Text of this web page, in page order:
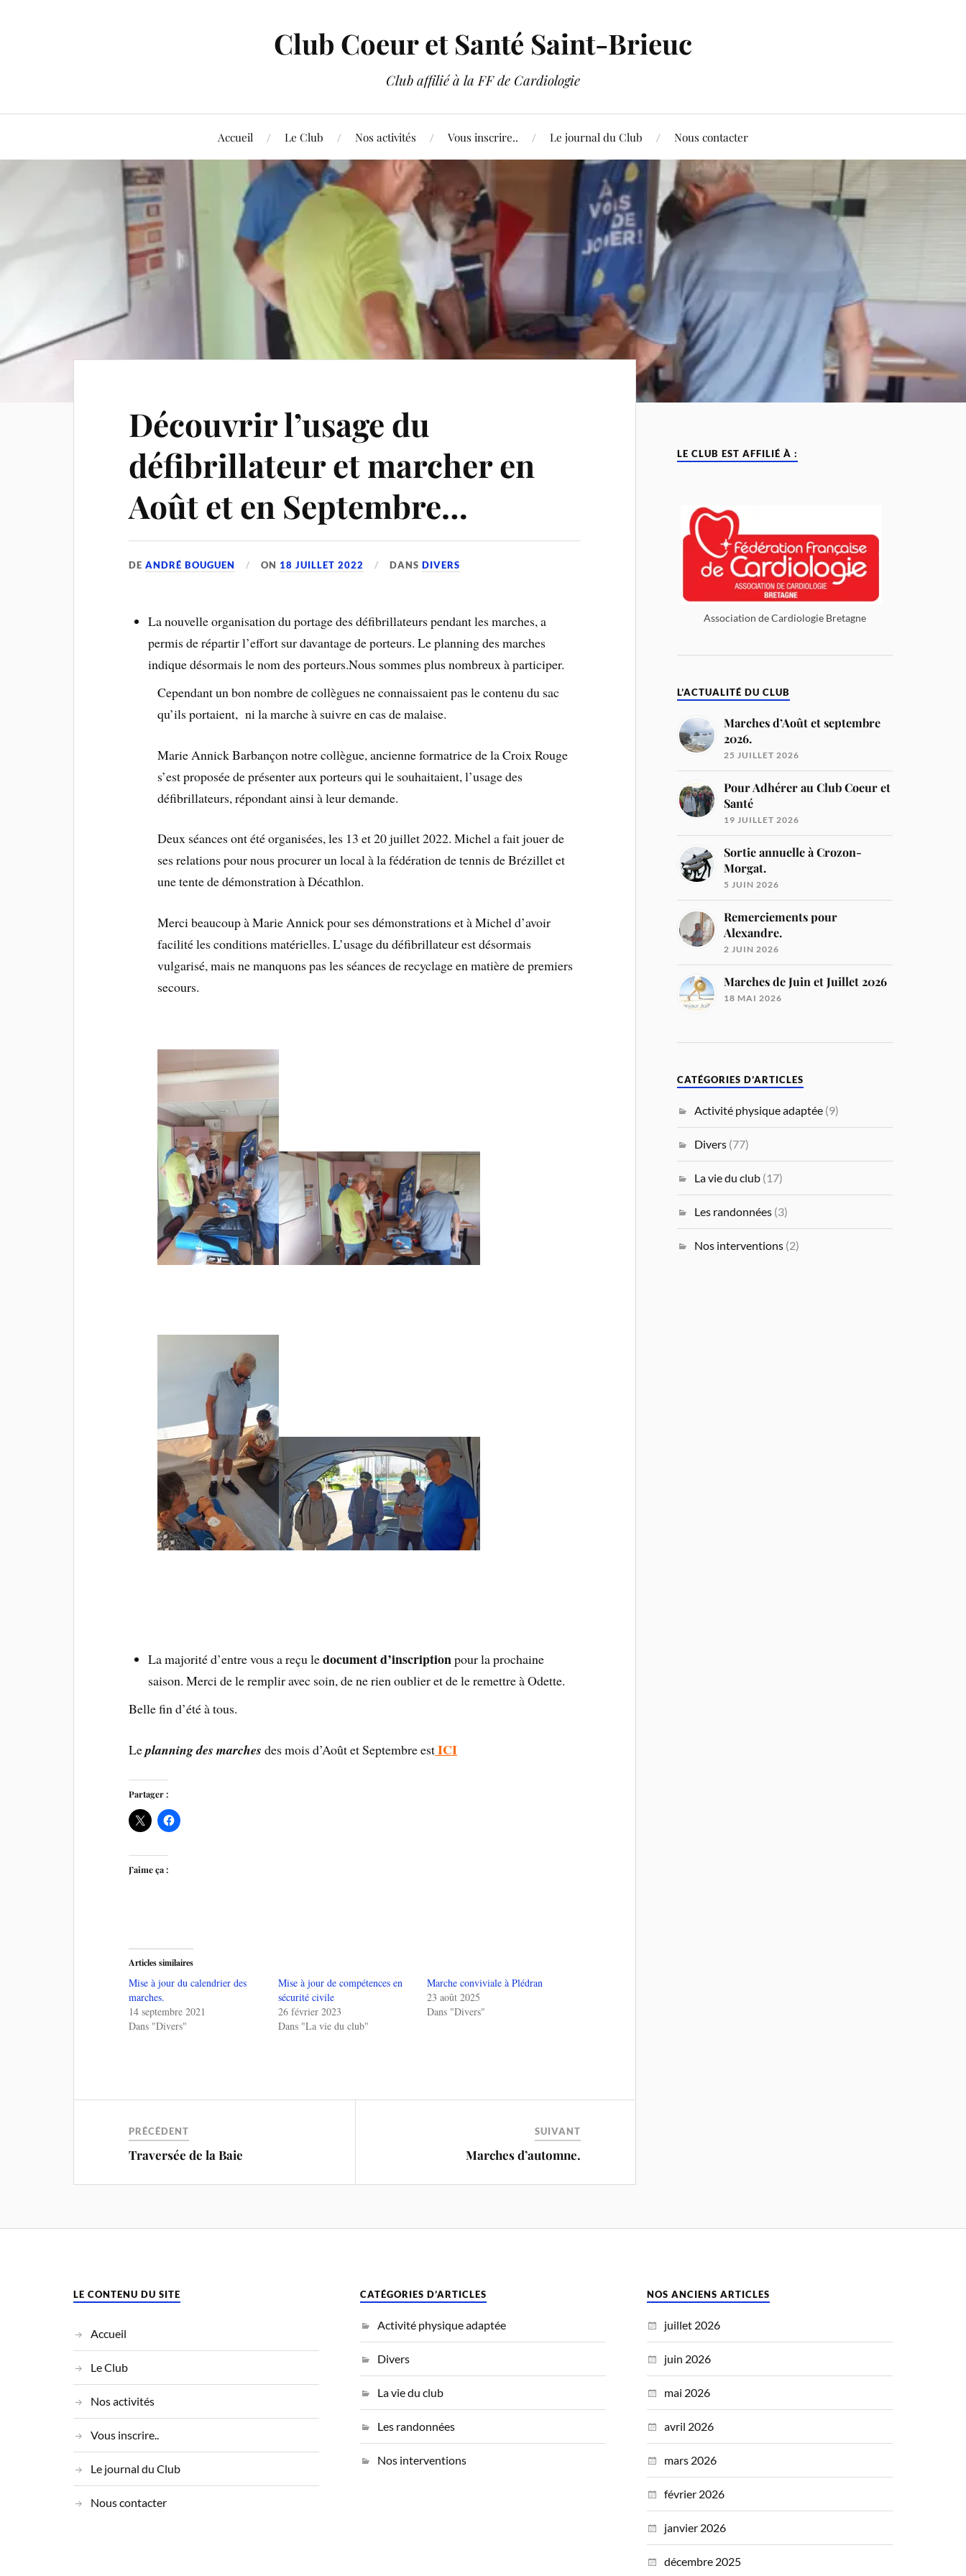
Club Coeur et Santé Saint-Brieuc
Club affilié à la FF de Cardiologie
Accueil Le Club Nos activités Vous inscrire.. Le journal du Club Nous contacter
Découvrir l’usage du
défibrillateur et marcher en
Août et en Septembre…
DEANDRÉ BOUGUEN ON 18 JUILLET 2022 DANSDIVERS
La nouvelle organisation du portage des défibrillateurs pendant les marches, a
permis de répartir l’effort sur davantage de porteurs. Le planning des marches
indique désormais le nom des porteurs.Nous sommes plus nombreux à participer.
Cependant un bon nombre de collègues ne connaissaient pas le contenu du sac
qu’ils portaient, ni la marche à suivre en cas de malaise.
Marie Annick Barbançon notre collègue, ancienne formatrice de la Croix Rouge
s’est proposée de présenter aux porteurs qui le souhaitaient, l’usage des
défibrillateurs, répondant ainsi à leur demande.
Deux séances ont été organisées, les 13 et 20 juillet 2022. Michel a fait jouer de
ses relations pour nous procurer un local à la fédération de tennis de Brézillet et
une tente de démonstration à Décathlon.
Merci beaucoup à Marie Annick pour ses démonstrations et à Michel d’avoir
facilité les conditions matérielles. L’usage du défibrillateur est désormais
vulgarisé, mais ne manquons pas les séances de recyclage en matière de premiers
secours.
La majorité d’entre vous a reçu ledocument d’inscriptionpour la prochaine
saison. Merci de le remplir avec soin, de ne rien oublier et de le remettre à Odette.
Belle fin d’été à tous.
Leplanning des marches des mois d’Août et Septembre estICI
Partager :
J’aime ça :
Articles similaires
Mise à jour du calendrier des
marches.
14 septembre 2021
Dans "Divers"
Mise à jour de compétences en
sécurité civile
26 février 2023
Dans "La vie du club"
Marche conviviale à Plédran
23 août 2025
Dans "Divers"
PRÉCÉDENT
Traversée de la Baie
SUIVANT
Marches d’automne.
LE CLUB EST AFFILIÉ À :
Association de Cardiologie Bretagne
L’ACTUALITÉ DU CLUB
Marches d’Août et septembre
2026.
25 JUILLET 2026
Pour Adhérer au Club Coeur et
Santé
19 JUILLET 2026
Sortie annuelle à Crozon-
Morgat.
5 JUIN 2026
Remerciements pour
Alexandre.
2 JUIN 2026
Marches de Juin et Juillet 2026
18 MAI 2026
CATÉGORIES D’ARTICLES
Activité physique adaptée (9)
Divers (77)
La vie du club (17)
Les randonnées (3)
Nos interventions (2)
LE CONTENU DU SITE
Accueil
Le Club
Nos activités
Vous inscrire..
Le journal du Club
Nous contacter
CATÉGORIES D’ARTICLES
Activité physique adaptée
Divers
La vie du club
Les randonnées
Nos interventions
NOS ANCIENS ARTICLES
juillet 2026
juin 2026
mai 2026
avril 2026
mars 2026
février 2026
janvier 2026
décembre 2025